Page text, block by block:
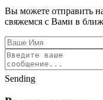
Вы можете отправить
свяжемся с Вами в
Sending